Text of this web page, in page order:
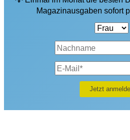
Magazinausgaben sofort